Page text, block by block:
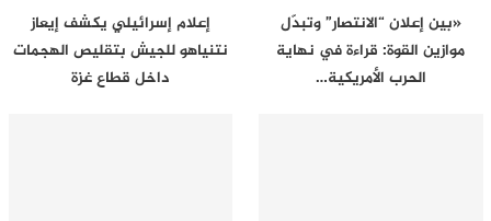
«بين إعلان “الانتصار” وتبدّل
موازين القوة: قراءة في نهاية
الحرب الأمريكية…
إعلام إسرائيلي يكشف إيعاز
نتنياهو للجيش بتقليص الهجمات
داخل قطاع غزة